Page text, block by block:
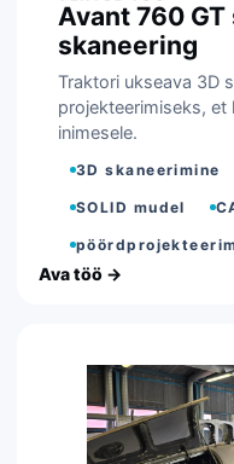
Avant 760
skaneering
Traktori ukseava 3D
projekteerimiseks, et
inimesele.
3D skaneerimine
SOLID mudel